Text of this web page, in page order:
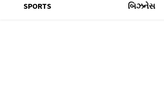
SPORTS બિઝનેસ